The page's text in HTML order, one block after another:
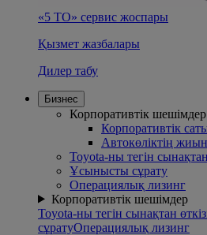
«5 ТО» сервис жоспары
Қызмет жазбалары
Дилер табу
Бизнес
Корпоративтік шешімдер
Корпоративтік
Автокөліктің
Toyota-ны тегін сынақтан
Ұсынысты сұрату
Операциялық лизинг
Корпоративтік шешімдер
Toyota-ны тегін сынақтан
сұратуОперациялық лизинг